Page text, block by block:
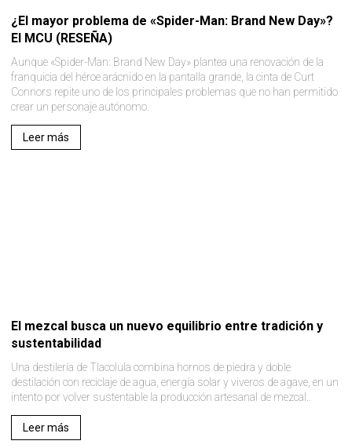
¿El mayor problema de «Spider-Man: Brand New Day»?
El MCU (RESEÑA)
Aunque «Spider-Man: Brand New Day» plantea una renovación de la
franquicia del héroe arácnido en la pantalla grande, la cinta de Curt
Connors repite uno de los principales problemas que no han permitido
crear un personaje autónomo.
Leer más
El mezcal busca un nuevo equilibrio entre tradición y
sustentabilidad
Una destilería de Tlacolula combina hornos de piedra y doble
destilación con reciclaje de agua, energía solar y viveros de agave, en un
intento por volver sustentable la producción artesanal de mezcal..
Leer más